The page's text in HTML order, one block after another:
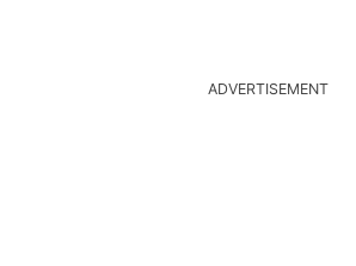
ADVERTISEMENT